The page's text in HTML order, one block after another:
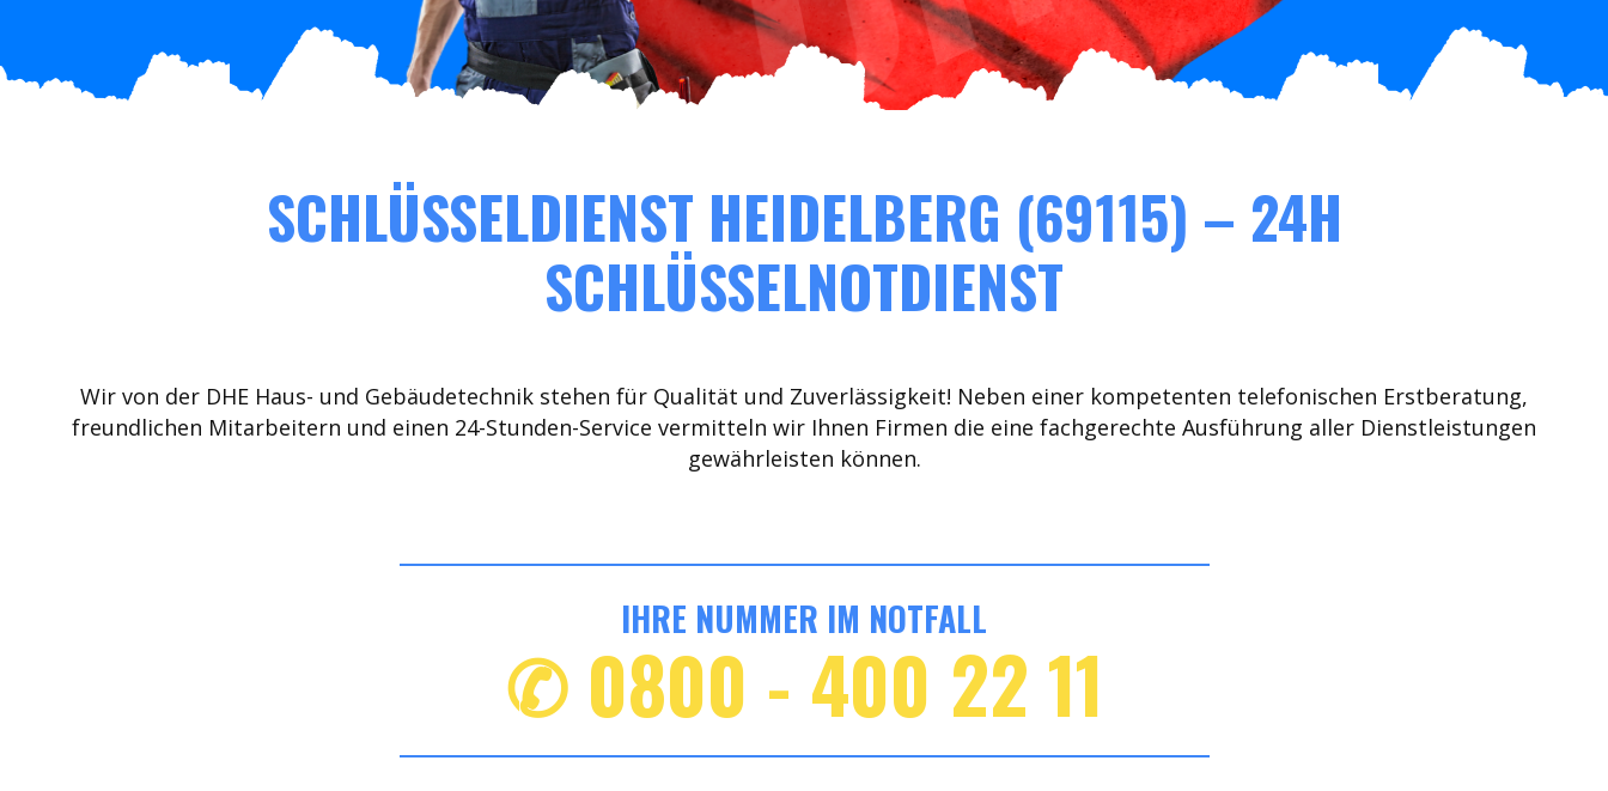
SCHLÜSSELDIENST HEIDELBERG (69115) – 24H
SCHLÜSSELNOTDIENST
Wir von der DHE Haus- und Gebäudetechnik stehen für Qualität und Zuverlässigkeit! Neben einer kompetenten telefonischen Erstberatung,
freundlichen Mitarbeitern und einen 24-Stunden-Service vermitteln wir Ihnen Firmen die eine fachgerechte Ausführung aller Dienstleistungen
gewährleisten können.
IHRE NUMMER IM NOTFALL
✆ 0800 - 400 22 11